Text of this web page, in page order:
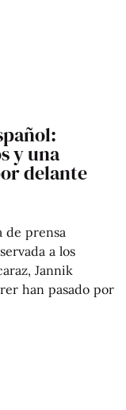
y una
delante
de prensa
a los
Jannik
han pasado por